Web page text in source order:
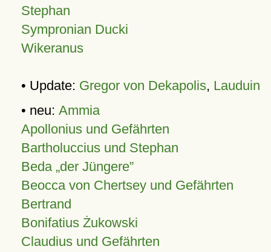
Stephan
Sympronian Ducki
Wikeranus
• Update: Gregor von Dekapolis, Lauduin
• neu: Ammia
Apollonius und Gefährten
Bartholuccius und Stephan
Beda „der Jüngere”
Beocca von Chertsey und Gefährten
Bertrand
Bonifatius Żukowski
Claudius und Gefährten